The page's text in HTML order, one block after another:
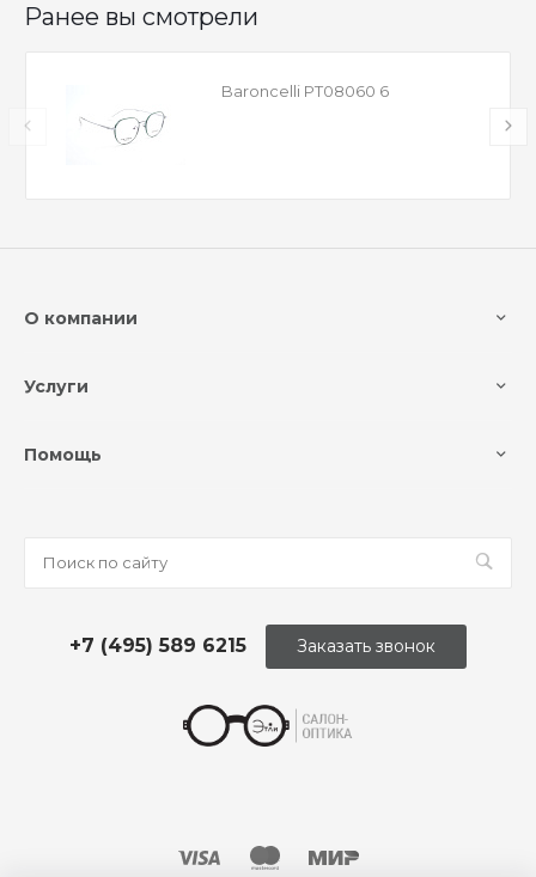
Ранее вы смотрели
Baroncelli PT08060 6
О компании
Услуги
Помощь
+7 (495) 589 6215 Заказать звонок